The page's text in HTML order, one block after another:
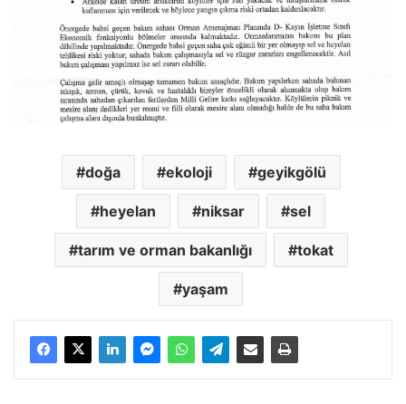
doğa ekoloji geyikgölü
heyelan niksar sel
tarım ve orman bakanlığı tokat
yaşam